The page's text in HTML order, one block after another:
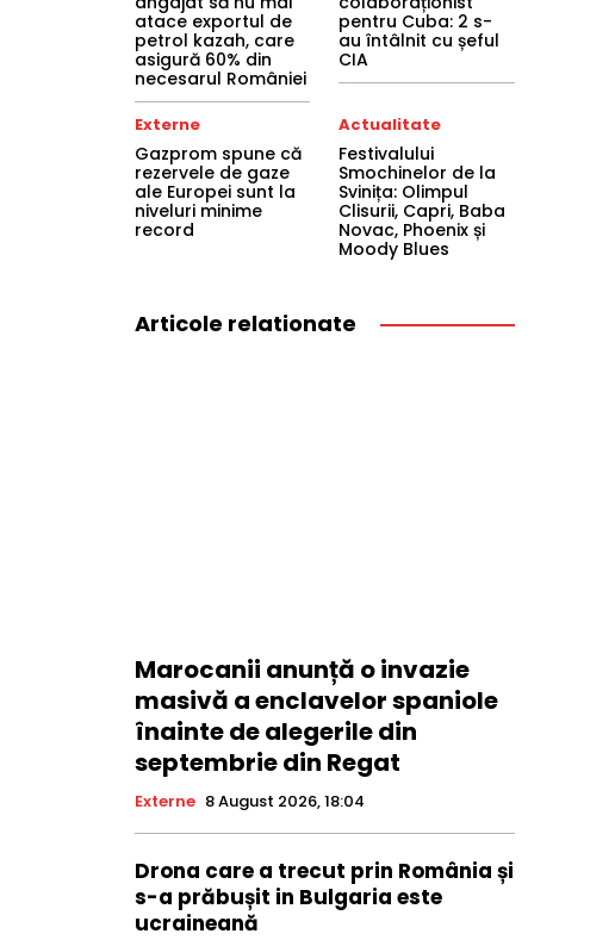
atace exportul de
petrol kazah, care
asigură 60% din
necesarul României
pentru Cuba: 2 s-
au întâlnit cu șeful
CIA
Externe
Gazprom spune că
rezervele de gaze
ale Europei sunt la
niveluri minime
record
Actualitate
Festivalului
Smochinelor de la
Svinița: Olimpul
Clisurii, Capri, Baba
Novac, Phoenix și
Moody Blues
Articole relationate
Marocanii anunță o invazie
masivă a enclavelor spaniole
înainte de alegerile din
septembrie din Regat
Externe 8 August 2026, 18:04
Drona care a trecut prin România și
s-a prăbușit in Bulgaria este
ucraineană